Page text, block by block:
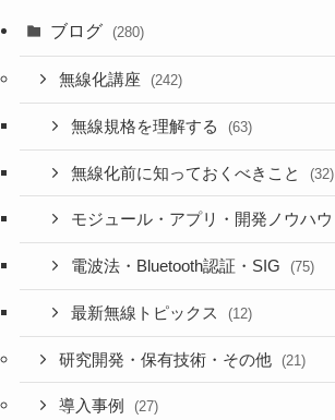
ブログ (280)
無線化講座 (242)
無線規格を理解する (63)
無線化前に知っておくべきこと (32)
モジュール・アプリ・開発ノウハウ
電波法・Bluetooth認証・SIG (75)
最新無線トピックス (12)
研究開発・保有技術・その他 (21)
導入事例 (27)